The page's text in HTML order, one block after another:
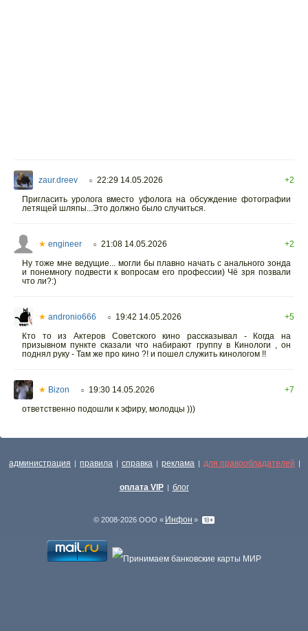
zaur.dreev ○ 22:29 14.05.2026
+2
Пригласить уролога вместо уфолога на обсуждение фотографии
летящей шляпы...Это должно было случиться.
★ engineer ○ 21:08 14.05.2026
+2
Ну тоже мне ведущие... могли бы плавно начать с анального зонда
и понемногу подвести к вопросам его профессии) Чё зря позвали
что ли?:)
★ andronio666 ○ 19:42 14.05.2026
+5
Кто то из Актеров Советского кино рассказывал - Когда на
призывном пункте сказали что набирают группу в Кинологи , он
поднял руку - Там же про кино ?! и пошел служить кинологом !!
★ Bizon ○ 19:30 14.05.2026
+7
ответственно подошли к эфиру, молодцы )))
администрация | правила | справка | реклама | для правообладателей |
оплата VIP | блог
© 2008-2026 ООО « Инфон »